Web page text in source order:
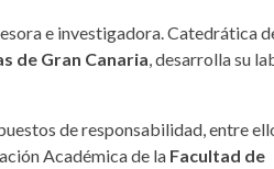
e investigadora. Catedrática
de Gran Canaria , desarrolla su
de responsabilidad, entre
Académica de la Facultad de